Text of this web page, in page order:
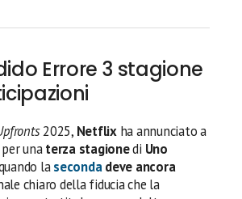
Errore 3 stagione
2025, Netflixha annunciato a
unaterza stagionedi Uno
lasecondadeve ancora
chiaro della fiducia che la